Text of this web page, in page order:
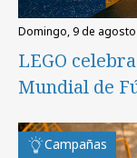
domingo, 9 de
LEGO
Mundial de
Campañas